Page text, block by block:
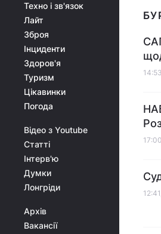
Техно і зв'язок
Лайт
Зброя
Інциденти
Здоров'я
Туризм
Цікавинки
Погода
Відео з Youtube
Статті
Інтерв'ю
Думки
Лонгріди
Архів
Вакансії